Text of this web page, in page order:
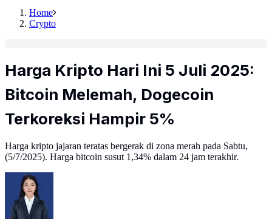
Home
Crypto
Harga Kripto Hari Ini 5 Juli 2025:
Bitcoin Melemah, Dogecoin
Terkoreksi Hampir 5%
Harga kripto jajaran teratas bergerak di zona merah pada Sabtu,
(5/7/2025). Harga bitcoin susut 1,34% dalam 24 jam terakhir.